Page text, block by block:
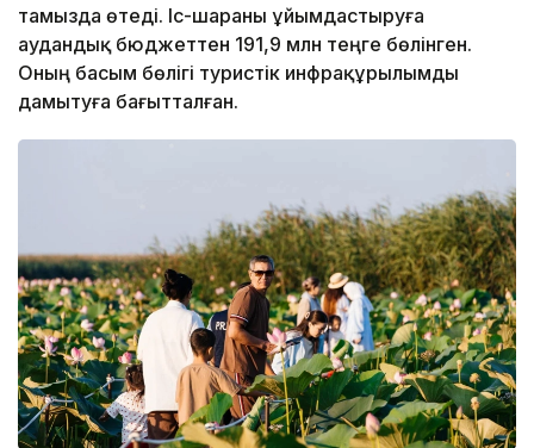
тамызда өтеді. Іс-шараны ұйымдастыруға
аудандық бюджеттен 191,9 млн теңге бөлінген.
Оның басым бөлігі туристік инфрақұрылымды
дамытуға бағытталған.